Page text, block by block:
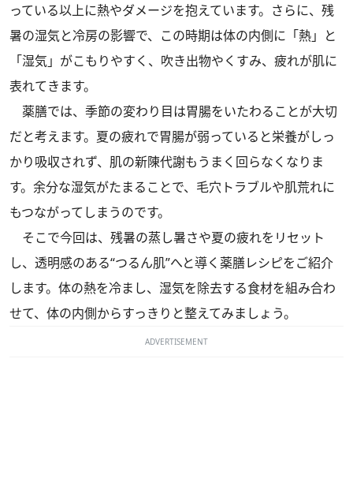
っている以上に熱やダメージを抱えています。さらに、残
暑の湿気と冷房の影響で、この時期は体の内側に「熱」と
「湿気」がこもりやすく、吹き出物やくすみ、疲れが肌に
表れてきます。
薬膳では、季節の変わり目は胃腸をいたわることが大切
だと考えます。夏の疲れで胃腸が弱っていると栄養がしっ
かり吸収されず、肌の新陳代謝もうまく回らなくなりま
す。余分な湿気がたまることで、毛穴トラブルや肌荒れに
もつながってしまうのです。
そこで今回は、残暑の蒸し暑さや夏の疲れをリセット
し、透明感のある“つるん肌”へと導く薬膳レシピをご紹介
します。体の熱を冷まし、湿気を除去する食材を組み合わ
せて、体の内側からすっきりと整えてみましょう。
ADVERTISEMENT